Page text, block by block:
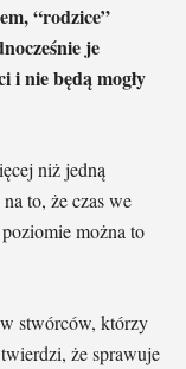
“rodzice”
je
i nie będą mogły
niż jedną
to, że czas we
można to
stwórców, którzy
że sprawuje